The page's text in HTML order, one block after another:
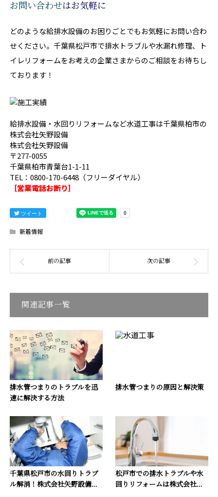
お問い合わせはお気軽に
どのような給排水設備のお困りごとでもお気軽にお問い合わ
せください。千葉県松戸市で排水トラブルや水漏れ修理、ト
イレリフォームをお考えの企業さまからのご相談をお待ちし
ております！
給排水設備・水回りリフォームなど水道工事は千葉県柏市の
株式会社矢野設備
株式会社矢野設備
〒277-0055
千葉県柏市青葉台1-1-11
TEL：0800-170-6448（フリーダイヤル）
［営業電話お断り］
ツイート
新着情報
関連記事一覧
排水管つまりのトラブルを迅
速に解決する方法
排水管つまりの原因と解決策
千葉県松戸市の水回りトラブ
ル解消！株式会社矢野設備...
松戸市での排水トラブルや水
回りリフォームは株式会社...